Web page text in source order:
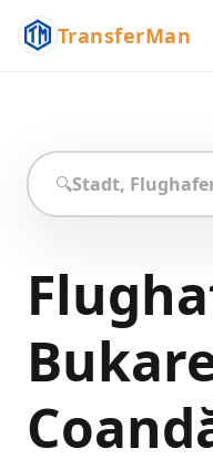
TransferMan
Hilfe
🔍